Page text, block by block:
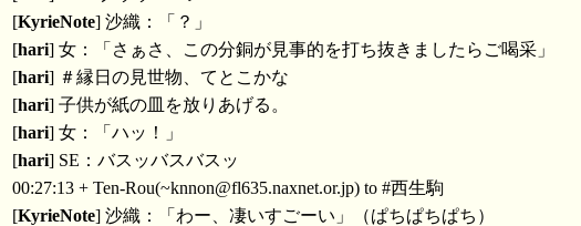
[KyrieNote] 沙織：「？」
[hari] 女：「さぁさ、この分銅が見事的を打ち抜きましたらご喝采」
[hari] ＃縁日の見世物、てとこかな
[hari] 子供が紙の皿を放りあげる。
[hari] 女：「ハッ！」
[hari] SE：バスッバスバスッ
00:27:13 + Ten-Rou(~knnon@fl635.naxnet.or.jp) to #西生駒
[KyrieNote] 沙織：「わー、凄いすごーい」（ぱちぱちぱち）